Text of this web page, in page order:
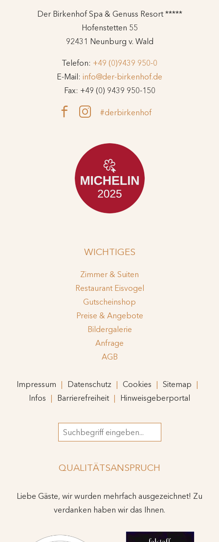
Der Birkenhof Spa & Genuss Resort *****
Hofenstetten 55
92431 Neunburg v. Wald
Telefon: +49 (0)9439 950-0
E-Mail: info@der-birkenhof.de
Fax: +49 (0) 9439 950-150
#derbirkenhof
WICHTIGES
Zimmer & Suiten
Restaurant Eisvogel
Gutscheinshop
Preise & Angebote
Bildergalerie
Anfrage
AGB
Impressum Datenschutz Cookies
Sitemap
Infos
Barrierefreiheit Hinweisgeberportal
Suchbegriff
QUALITÄTSANSPRUCH
Liebe Gäste, wir wurden mehrfach ausgezeichnet! Zu
verdanken haben wir das Ihnen.